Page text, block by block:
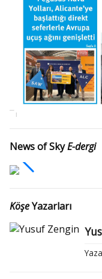
News of SkyE-dergi
KöşeYazarları